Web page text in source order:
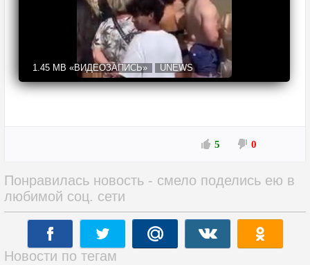
1.45 MB «ВИДЕОЗАПИСЬ» UNEWS
5 0
Понравилась новость - смело поделись ею в
любимой соц. сети
Новости по тегам